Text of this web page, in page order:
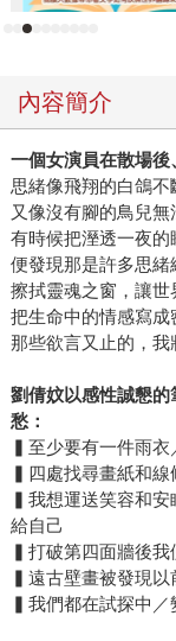
內容簡介
一個女演員在散場後
思緒像飛翔的白鴿不
又像沒有腳的鳥兒無
有時候把溼透一夜的
便發現那是許多思緒
擦拭靈魂之窗，讓世
把生命中的情感寫成
那些欲言又止的，我
劉倩妏以感性誠懇
愁：
▍至少要有一件雨衣
▍四處找尋畫紙和線
▍我想運送笑容和安
給自己
▍打破第四面牆後我
▍遠古壁畫被發現以
▍我們都在試探中／